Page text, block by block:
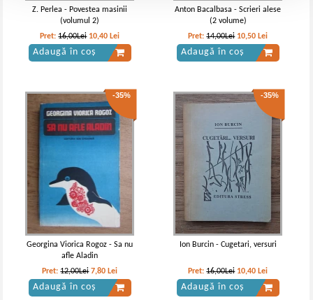
Z. Perlea - Povestea masinii
(volumul 2)
Pret:16,00Lei 10,40 Lei
Adaugă în coș
Anton Bacalbasa - Scrieri alese
(2 volume)
Pret:14,00Lei 10,50 Lei
Adaugă în coș
-35%
Georgina Viorica Rogoz - Sa nu
afle Aladin
Pret:12,00Lei 7,80 Lei
Adaugă în coș
-35%
Ion Burcin - Cugetari, versuri
Pret:16,00Lei 10,40 Lei
Adaugă în coș